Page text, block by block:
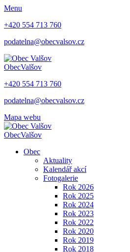
Menu
+420 554 713 760
podatelna@obecvalsov.cz
ObecValšov
+420 554 713 760
podatelna@obecvalsov.cz
Mapa webu
ObecValšov
Obec
Aktuality
Kalendář akcí
Fotogalerie
Rok 2026
Rok 2025
Rok 2024
Rok 2023
Rok 2022
Rok 2020
Rok 2019
Rok 2018